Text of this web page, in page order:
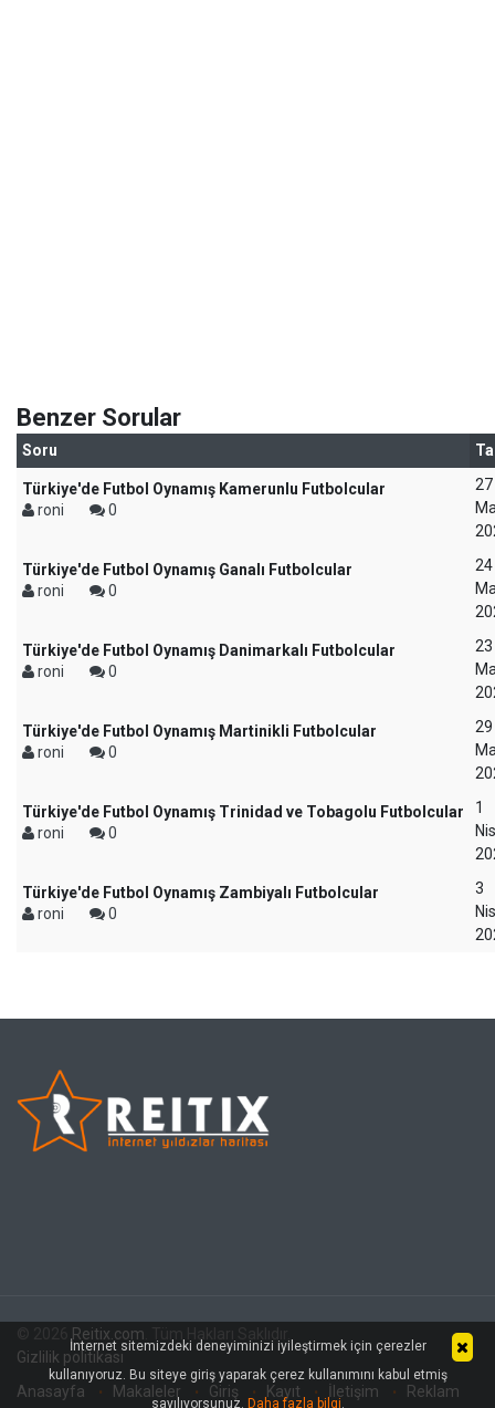
Benzer Sorular
Soru
Türkiye'de Futbol Oynamış Kamerunlu Futbolcular
roni
0
27
Türkiye'de Futbol Oynamış Ganalı Futbolcular
roni
0
24
Türkiye'de Futbol Oynamış Danimarkalı Futbolcular
roni
0
23
Türkiye'de Futbol Oynamış Martinikli Futbolcular
roni
0
29
Türkiye'de Futbol Oynamış Trinidad ve Tobagolu Futbolcular
roni
0
1
Türkiye'de Futbol Oynamış Zambiyalı Futbolcular
roni
0
3
Reitix.com
Gizlilik politikası
Anasayfa
Makaleler Giriş Kayıt İletişim Reklam
İnternet sitemizdeki deneyiminizi iyileştirmek için çerezler
kullanıyoruz. Bu siteye giriş yaparak çerez kullanımını kabul etmiş
sayılıyorsunuz. Daha fazla bilgi.